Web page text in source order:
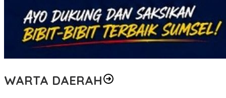
WARTA DAERAH